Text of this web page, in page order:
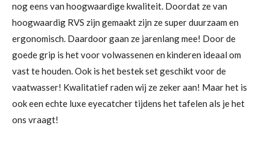
nog eens van hoogwaardige kwaliteit. Doordat ze van
hoogwaardig RVS zijn gemaakt zijn ze super duurzaam en
ergonomisch. Daardoor gaan ze jarenlang mee! Door de
goede grip is het voor volwassenen en kinderen ideaal om
vast te houden. Ook is het bestek set geschikt voor de
vaatwasser! Kwalitatief raden wij ze zeker aan! Maar het is
ook een echte luxe eyecatcher tijdens het tafelen als je het
ons vraagt!